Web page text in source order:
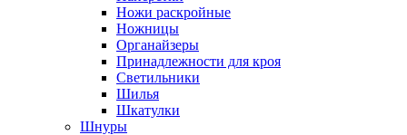
Ножи раскройные
Ножницы
Органайзеры
Принадлежности для кроя
Светильники
Шилья
Шкатулки
Шнуры